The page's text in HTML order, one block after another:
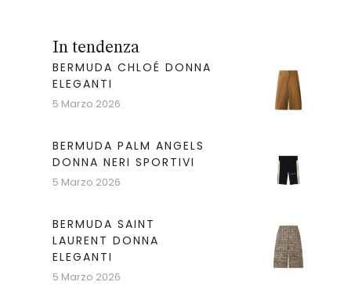
In tendenza
BERMUDA CHLOÉ DONNA
ELEGANTI
5 Marzo 2026
BERMUDA PALM ANGELS
DONNA NERI SPORTIVI
5 Marzo 2026
BERMUDA SAINT
LAURENT DONNA
ELEGANTI
5 Marzo 2026